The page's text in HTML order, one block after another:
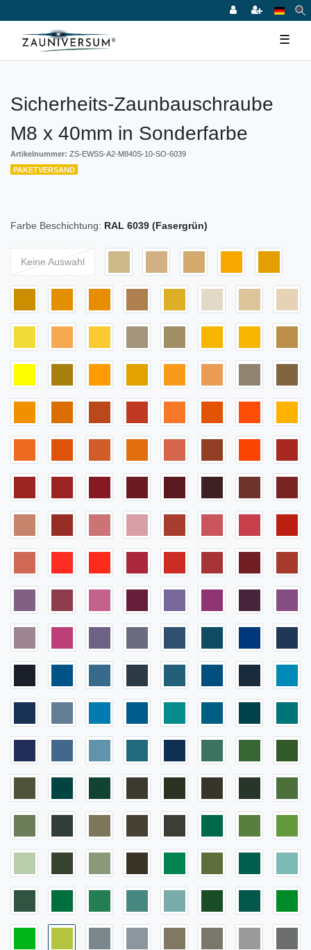
☰
Sicherheits-Zaunbauschraube
M8 x 40mm in Sonderfarbe
Artikelnummer: ZS-EWSS-A2-M840S-10-SO-6039
PAKETVERSAND
Farbe Beschichtung: RAL 6039 (Fasergrün)
Keine Auswahl